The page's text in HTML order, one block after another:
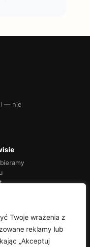
Twoje wrażenia z
reklamy lub
„Akceptuj
— nie